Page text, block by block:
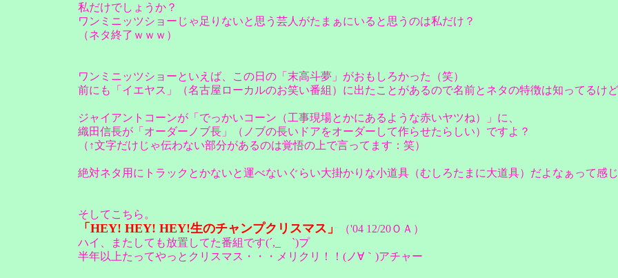
私だけでしょうか？
ワンミニッツショーじゃ足りないと思う芸人がたまぁにいると思うのは私だけ？
（ネタ終了ｗｗｗ）
ワンミニッツショーといえば、この日の「末高斗夢」がおもしろかった（笑）
前にも「イエヤス」（名古屋ローカルのお笑い番組）に出たことがあるので名前とネタの特徴は知ってるけど
ジャイアントコーンが「でっかいコーン（工事現場とかにあるような赤いヤツね）」に、
織田信長が「オーダーノブ長」（ノブの長いドアをオーダーして作らせたらしい）ですよ？
（↑文字だけじゃ伝わない部分があるのは覚悟の上で言ってます：笑）
絶対ネタ用にトラックとかないと運べないぐらい大掛かりな小道具（むしろたまに大道具）だよなぁって感じ
そしてこちら。
「HEY! HEY! HEY!生のチャンプクリスマス」
（'04 12/20ＯＡ）
ハイ、またしても放置してた番組です(´,_ゝ`)プ
半年以上たってやっとクリスマス・・・メリクリ！！(ノ∀｀)アチャー